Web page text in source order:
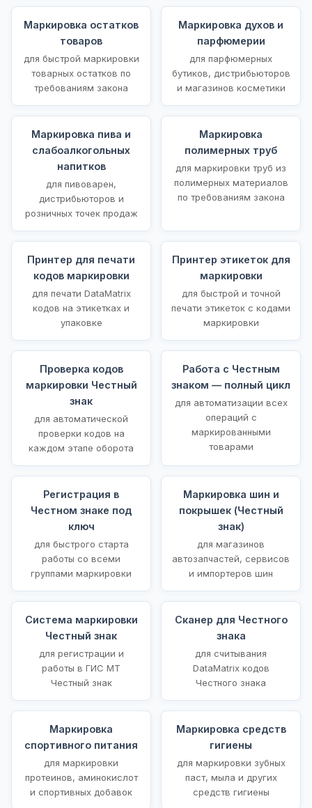
Маркировка остатков
товаров
для быстрой маркировки
товарных остатков по
требованиям закона
Маркировка духов и
парфюмерии
для парфюмерных
бутиков, дистрибьюторов
и магазинов косметики
Маркировка пива и
слабоалкогольных
напитков
для пивоварен,
дистрибьюторов и
розничных точек продаж
Маркировка
полимерных труб
для маркировки труб из
полимерных материалов
по требованиям закона
Принтер для печати
кодов маркировки
для печати DataMatrix
кодов на этикетках и
упаковке
Принтер этикеток для
маркировки
для быстрой и точной
печати этикеток с кодами
маркировки
Проверка кодов
маркировки Честный
знак
для автоматической
проверки кодов на
каждом этапе оборота
Работа с Честным
знаком — полный цикл
для автоматизации всех
операций с
маркированными
товарами
Регистрация в
Честном знаке под
ключ
для быстрого старта
работы со всеми
группами маркировки
Маркировка шин и
покрышек (Честный
знак)
для магазинов
автозапчастей, сервисов
и импортеров шин
Система маркировки
Честный знак
для регистрации и
работы в ГИС МТ
Честный знак
Сканер для Честного
знака
для считывания
DataMatrix кодов
Честного знака
Маркировка
спортивного питания
для маркировки
протеинов, аминокислот
и спортивных добавок
Маркировка средств
гигиены
для маркировки зубных
паст, мыла и других
средств гигиены